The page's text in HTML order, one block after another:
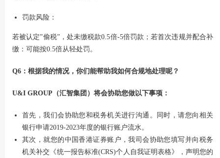
罚款风险：
若被认定”偷税”，处未缴税款0.5倍-5倍罚款；若首次违规并配合补
缴：可能按0.5倍从轻处罚。
Q6：根据我的情况，你们能帮助我如何合规地处理呢？
U&I GROUP（汇智集团）将会协助您做以下事项：
首先，我们会协助您和税务机关进行沟通。同时，请您向相关
银行申请2019-2023年度的银行账户流水。
其次，就您的中国香港证券账户，我司会协助您填写并向税务
机关补交《统一报告标准(CRS)个人自我证明表格》，声明您的